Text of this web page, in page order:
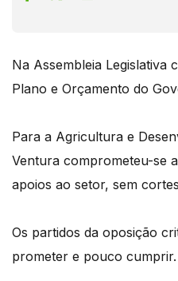
Na Assembleia Legislativa
Plano e Orçamento do
Para a Agricultura e
Ventura comprometeu-se
apoios ao setor, sem
Os partidos da oposição
prometer e pouco cumprir.